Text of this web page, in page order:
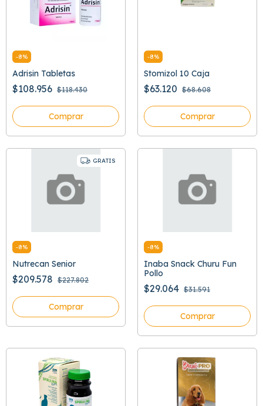
-8%
Adrisin Tabletas
$108.956 $118.430
Comprar
-8%
Stomizol 10 Caja
$63.120 $68.608
Comprar
GRATIS
-8%
Nutrecan Senior
$209.578 $227.802
Comprar
-8%
Inaba Snack Churu Fun
Pollo
$29.064 $31.591
Comprar